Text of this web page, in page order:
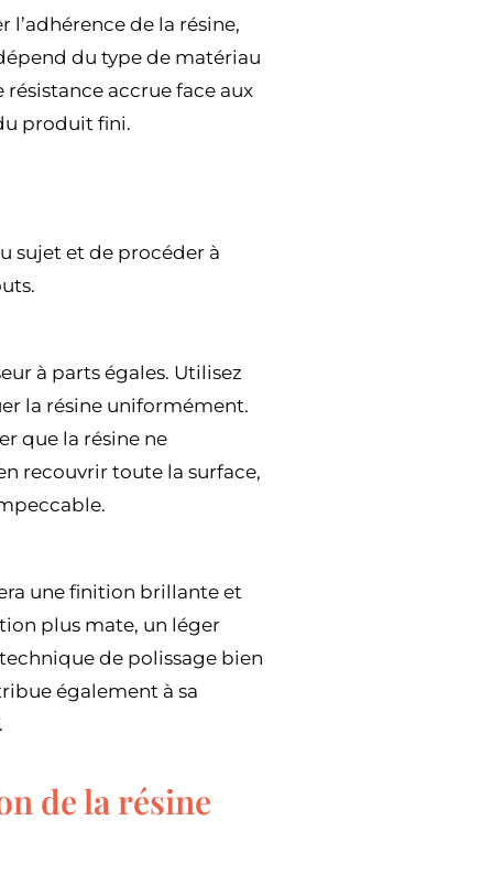
l’adhérence de la résine,
du type de matériau
accrue face aux
produit fini.
sujet et de procéder à
à parts égales. Utilisez
la résine uniformément.
que la résine ne
recouvrir toute la surface,
une finition brillante et
plus mate, un léger
de polissage bien
également à sa
de la résine